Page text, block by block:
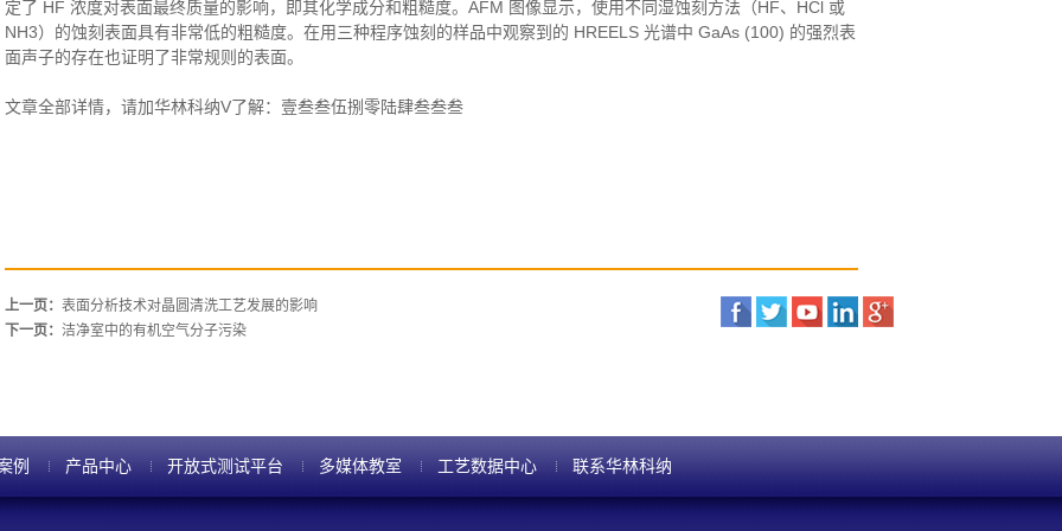
定了 HF 浓度对表面最终质量的影响，即其化学成分和粗糙度。AFM 图像显示，使用不同湿蚀刻方法（HF、HCl 或
NH3）的蚀刻表面具有非常低的粗糙度。在用三种程序蚀刻的样品中观察到的 HREELS 光谱中 GaAs (100) 的强烈表
面声子的存在也证明了非常规则的表面。
文章全部详情，请加华林科纳V了解：壹叁叁伍捌零陆肆叁叁叁
上一页： 表面分析技术对晶圆清洗工艺发展的影响
下一页： 洁净室中的有机空气分子污染
例 产品中心 开放式测试平台 多媒体教室 工艺数据中心 联系华林科纳